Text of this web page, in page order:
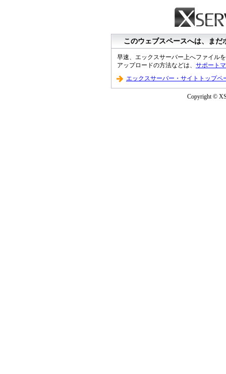
このウェブスペースへは、ま
早速、エックスサーバー上へファイル
アップロードの方法などは、 サポート
エックスサーバー・サイトトップペ
Copyright ©